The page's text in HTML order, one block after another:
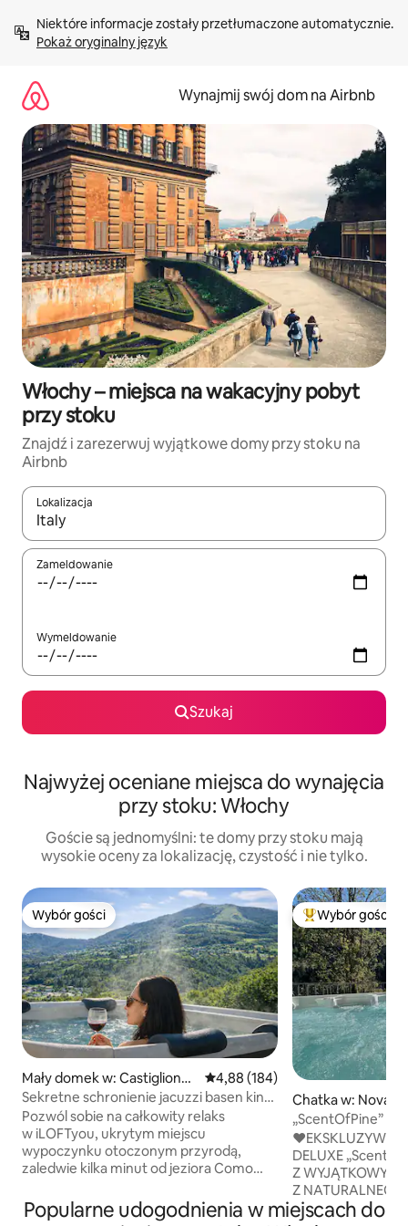
treści Pokaż oryginalny język
Wynajmij swój dom na Airbnb
Włochy – miejsca na wakacyjny pobyt
przy stoku
Znajdź i zarezerwuj wyjątkowe domy przy stoku na
Airbnb
Lokalizacja
Gdy wyniki będą dostępne, możesz poruszać się po nich za
Zameldowanie
Wymeldowanie
Szukaj
Najwyżej oceniane miejsca do wynajęcia
przy stoku: Włochy
Goście są jednomyślni: te domy przy stoku mają
wysokie oceny za lokalizację, czystość i nie tylko.
Wybór gości
Wybór gości
Mały domek w: Castiglione
d'Intelvi
Średnia ocena: 4,88 na 5, liczba
4,88 (184)
Sekretne schronienie jacuzzi basen kino
Jezioro Como
Pozwól sobie na całkowity relaks
w iLOFTyou, ukrytym miejscu
wypoczynku otoczonym przyrodą,
zaledwie kilka minut od jeziora Como
dech w piersiach widokach na góry,
zrelaksuj się w okrągłym łóżku przy
Wybór gości
Chatka w: Nova
„ScentOfPine”
z hydromasażem
♥️EKSKLUZYWNY
DELUXE
Z WYJĄTKOWYMI
Z NATURALNEGO
♥️SPA –
Popularne udogodnienia w miejscach do